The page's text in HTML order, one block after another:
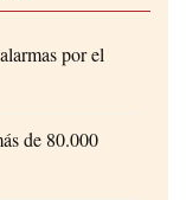
por el
de 80.000